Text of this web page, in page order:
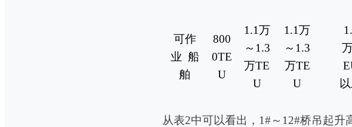
可作
业 船
舶
800
0TE
U
1.1万
～ 1.3
万TE
U
1.1万
～ 1.3
万TE
U
从表2中可以看出， 1#～ 12#桥吊起升